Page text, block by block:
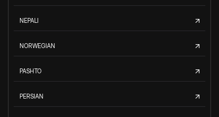
NEPALI
NORWEGIAN
PASHTO
PERSIAN